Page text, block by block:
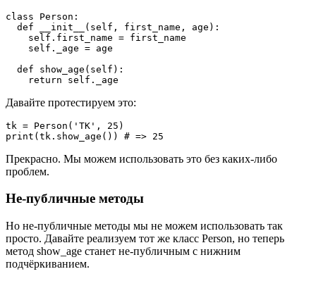
class Person:
  def __init__(self, first_name, age):
    self.first_name = first_name
    self._age = age
  def show_age(self):
Давайте протестируем это:
tk = Person('TK', 25)
Прекрасно. Мы можем использовать это без каких-либо
проблем.
Не-публичные методы
Но не-публичные методы мы не можем использовать так
просто. Давайте реализуем тот же класс Person, но теперь
метод show_age станет не-публичным с нижним
подчёркиванием.